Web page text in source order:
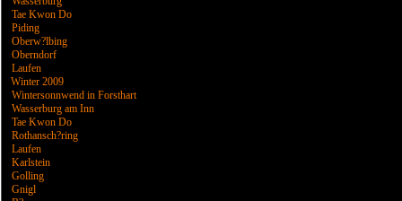
Tae Kwon Do
Piding
Oberw?lbing
Oberndorf
Laufen
Winter 2009
Wintersonnwend in Forsthart
Wasserburg am Inn
Tae Kwon Do
Rothansch?ring
Laufen
Karlstein
Golling
Gnigl